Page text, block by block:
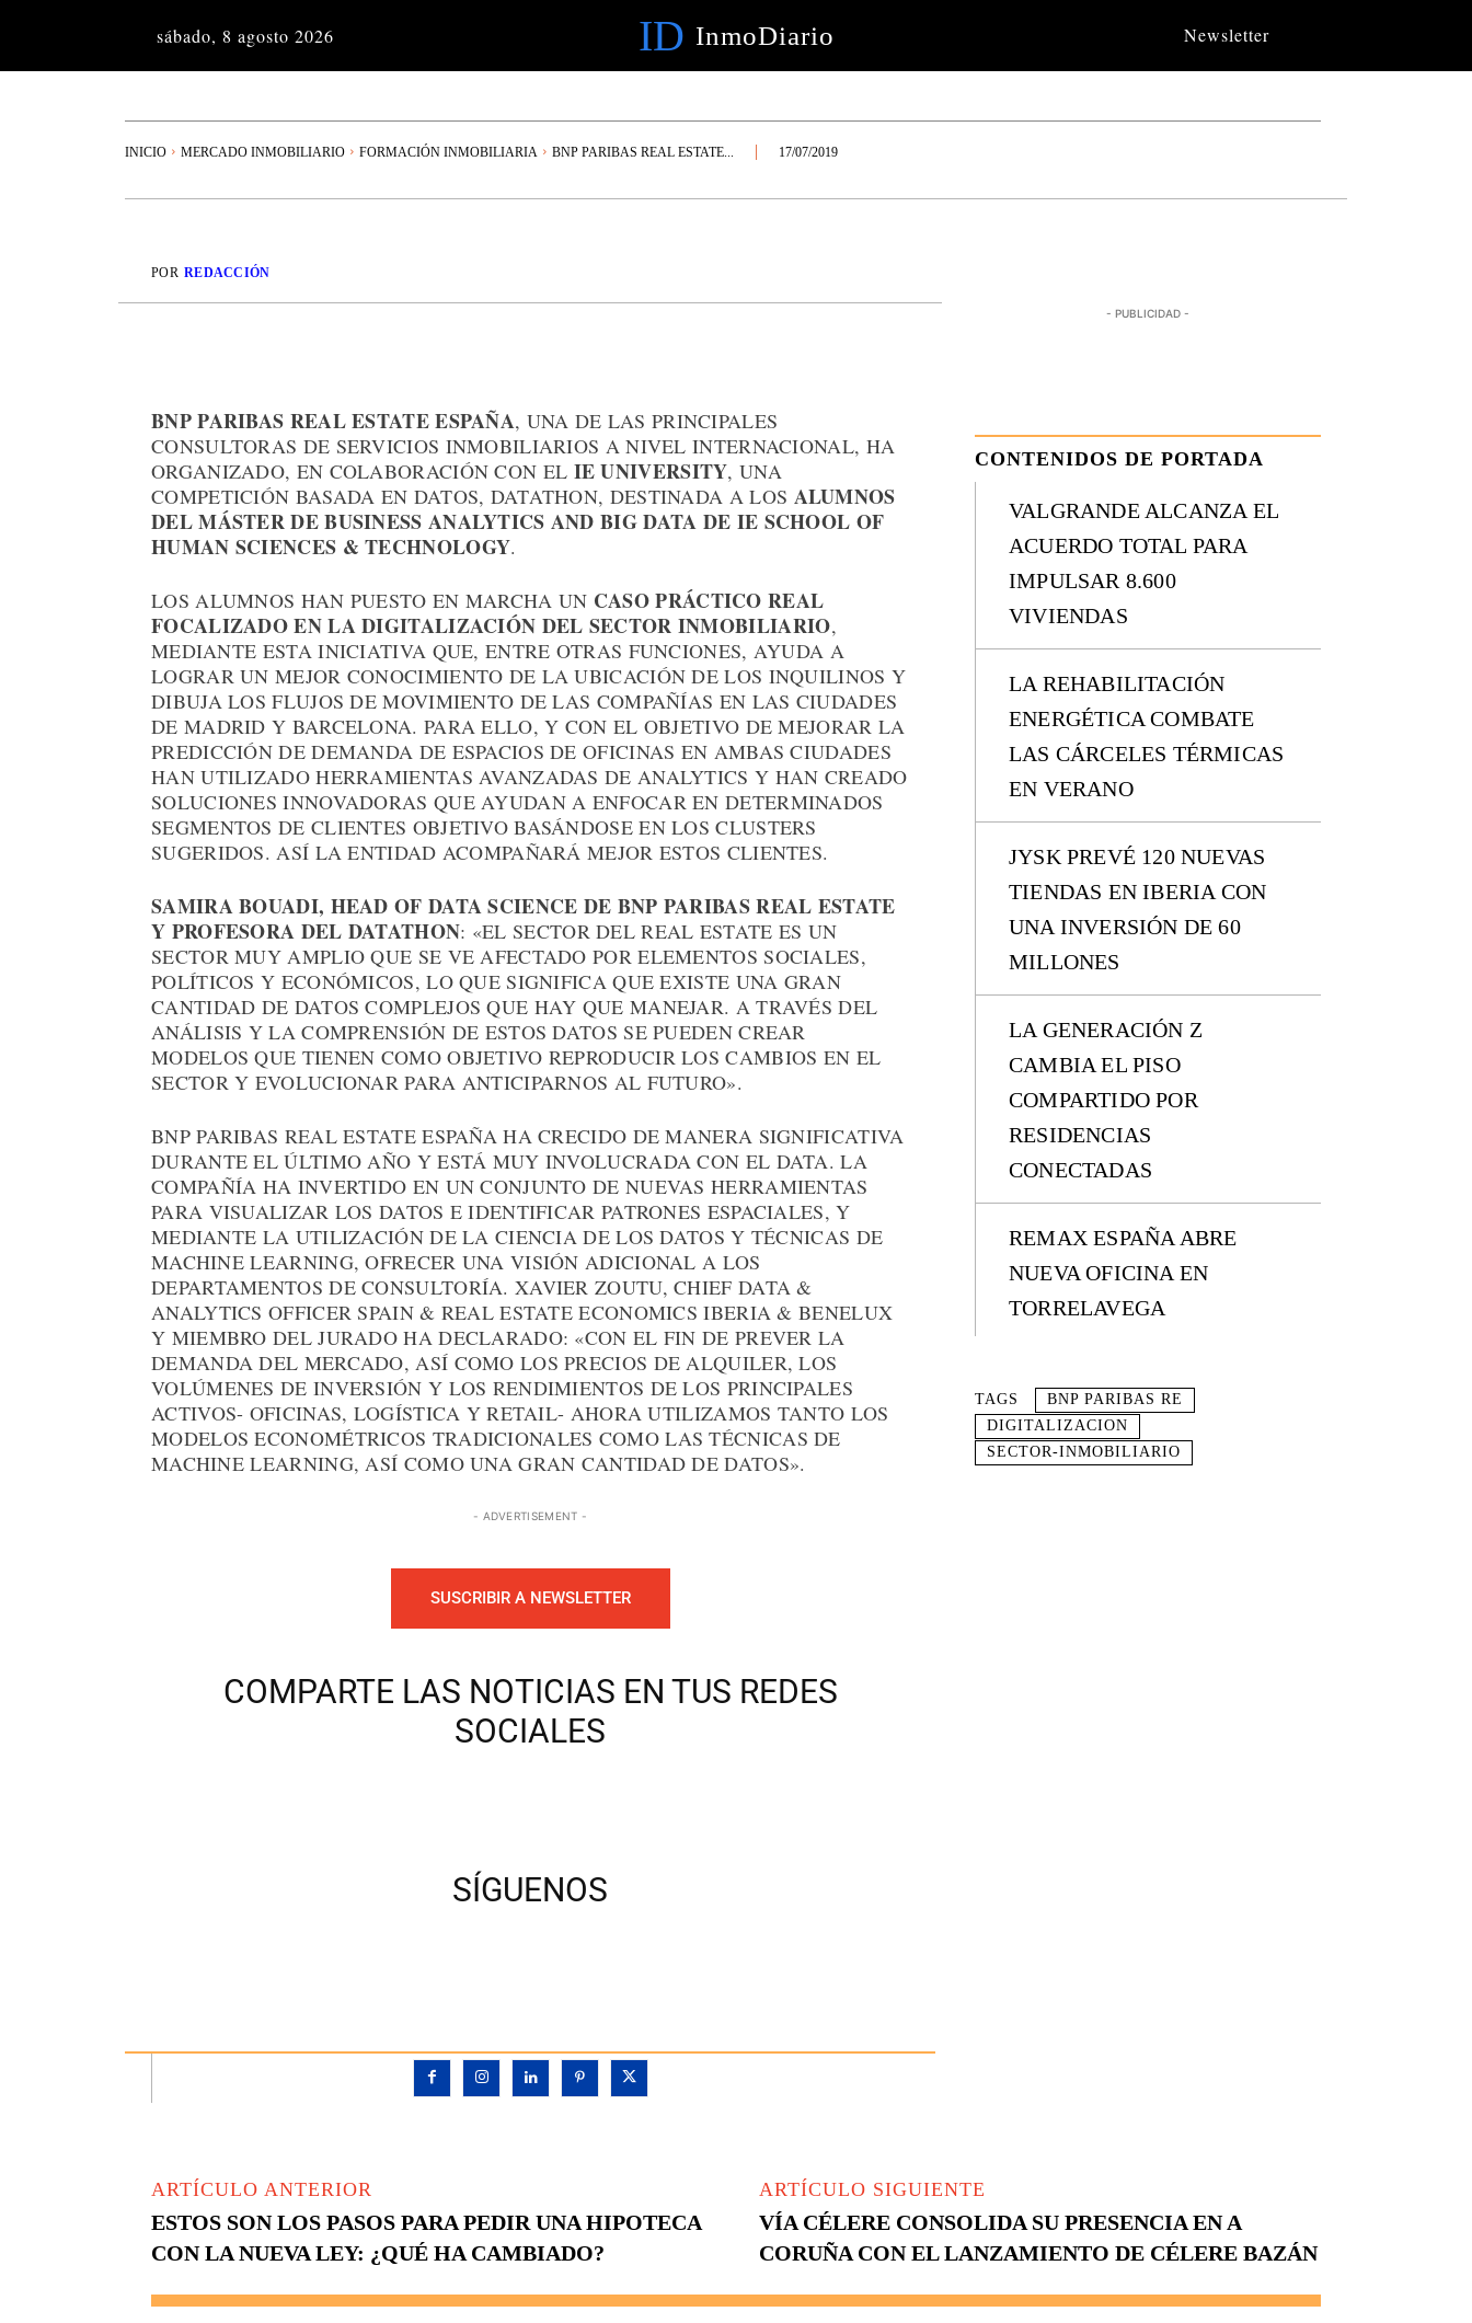
sábado, 8 agosto 2026 ID InmoDiario Newsletter
INICIO MERCADO INMOBILIARIO FORMACIÓN INMOBILIARIA BNP PARIBAS REAL ESTATE... 17/07/2019
POR REDACCIÓN
BNP PARIBAS REAL ESTATE ESPAÑA, UNA DE LAS PRINCIPALES
CONSULTORAS DE SERVICIOS INMOBILIARIOS A NIVEL INTERNACIONAL, HA
ORGANIZADO, EN COLABORACIÓN CON EL IE UNIVERSITY, UNA
COMPETICIÓN BASADA EN DATOS, DATATHON, DESTINADA A LOS ALUMNOS
DEL MÁSTER DE BUSINESS ANALYTICS AND BIG DATA DE IE SCHOOL OF
HUMAN SCIENCES & TECHNOLOGY.
LOS ALUMNOS HAN PUESTO EN MARCHA UN CASO PRÁCTICO REAL
FOCALIZADO EN LA DIGITALIZACIÓN DEL SECTOR INMOBILIARIO,
MEDIANTE ESTA INICIATIVA QUE, ENTRE OTRAS FUNCIONES, AYUDA A
LOGRAR UN MEJOR CONOCIMIENTO DE LA UBICACIÓN DE LOS INQUILINOS Y
DIBUJA LOS FLUJOS DE MOVIMIENTO DE LAS COMPAÑÍAS EN LAS CIUDADES
DE MADRID Y BARCELONA. PARA ELLO, Y CON EL OBJETIVO DE MEJORAR LA
PREDICCIÓN DE DEMANDA DE ESPACIOS DE OFICINAS EN AMBAS CIUDADES
HAN UTILIZADO HERRAMIENTAS AVANZADAS DE ANALYTICS Y HAN CREADO
SOLUCIONES INNOVADORAS QUE AYUDAN A ENFOCAR EN DETERMINADOS
SEGMENTOS DE CLIENTES OBJETIVO BASÁNDOSE EN LOS CLUSTERS
SUGERIDOS. ASÍ LA ENTIDAD ACOMPAÑARÁ MEJOR ESTOS CLIENTES.
SAMIRA BOUADI, HEAD OF DATA SCIENCE DE BNP PARIBAS REAL ESTATE
Y PROFESORA DEL DATATHON: «EL SECTOR DEL REAL ESTATE ES UN
SECTOR MUY AMPLIO QUE SE VE AFECTADO POR ELEMENTOS SOCIALES,
POLÍTICOS Y ECONÓMICOS, LO QUE SIGNIFICA QUE EXISTE UNA GRAN
CANTIDAD DE DATOS COMPLEJOS QUE HAY QUE MANEJAR. A TRAVÉS DEL
ANÁLISIS Y LA COMPRENSIÓN DE ESTOS DATOS SE PUEDEN CREAR
MODELOS QUE TIENEN COMO OBJETIVO REPRODUCIR LOS CAMBIOS EN EL
SECTOR Y EVOLUCIONAR PARA ANTICIPARNOS AL FUTURO».
BNP PARIBAS REAL ESTATE ESPAÑA HA CRECIDO DE MANERA SIGNIFICATIVA
DURANTE EL ÚLTIMO AÑO Y ESTÁ MUY INVOLUCRADA CON EL DATA. LA
COMPAÑÍA HA INVERTIDO EN UN CONJUNTO DE NUEVAS HERRAMIENTAS
PARA VISUALIZAR LOS DATOS E IDENTIFICAR PATRONES ESPACIALES, Y
MEDIANTE LA UTILIZACIÓN DE LA CIENCIA DE LOS DATOS Y TÉCNICAS DE
MACHINE LEARNING, OFRECER UNA VISIÓN ADICIONAL A LOS
DEPARTAMENTOS DE CONSULTORÍA. XAVIER ZOUTU, CHIEF DATA &
ANALYTICS OFFICER SPAIN & REAL ESTATE ECONOMICS IBERIA & BENELUX
Y MIEMBRO DEL JURADO HA DECLARADO: «CON EL FIN DE PREVER LA
DEMANDA DEL MERCADO, ASÍ COMO LOS PRECIOS DE ALQUILER, LOS
VOLÚMENES DE INVERSIÓN Y LOS RENDIMIENTOS DE LOS PRINCIPALES
ACTIVOS- OFICINAS, LOGÍSTICA Y RETAIL- AHORA UTILIZAMOS TANTO LOS
MODELOS ECONOMÉTRICOS TRADICIONALES COMO LAS TÉCNICAS DE
MACHINE LEARNING, ASÍ COMO UNA GRAN CANTIDAD DE DATOS».
- ADVERTISEMENT -
SUSCRIBIR A NEWSLETTER
COMPARTE LAS NOTICIAS EN TUS REDES
SOCIALES
SÍGUENOS
- PUBLICIDAD -
CONTENIDOS DE PORTADA
VALGRANDE ALCANZA EL
ACUERDO TOTAL PARA
IMPULSAR 8.600
VIVIENDAS
LA REHABILITACIÓN
ENERGÉTICA COMBATE
LAS CÁRCELES TÉRMICAS
EN VERANO
JYSK PREVÉ 120 NUEVAS
TIENDAS EN IBERIA CON
UNA INVERSIÓN DE 60
MILLONES
LA GENERACIÓN Z
CAMBIA EL PISO
COMPARTIDO POR
RESIDENCIAS
CONECTADAS
REMAX ESPAÑA ABRE
NUEVA OFICINA EN
TORRELAVEGA
TAGS
BNP PARIBAS RE
DIGITALIZACION
SECTOR-INMOBILIARIO
ARTÍCULO ANTERIOR
ESTOS SON LOS PASOS PARA PEDIR UNA HIPOTECA
CON LA NUEVA LEY: ¿QUÉ HA CAMBIADO?
ARTÍCULO SIGUIENTE
VÍA CÉLERE CONSOLIDA SU PRESENCIA EN A
CORUÑA CON EL LANZAMIENTO DE CÉLERE BAZÁN